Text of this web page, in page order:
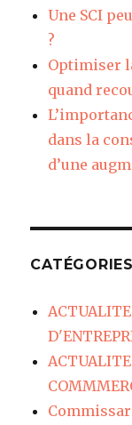
Une SCI
?
Optimiser
quand
dans la
d’une
CATÉGORIES